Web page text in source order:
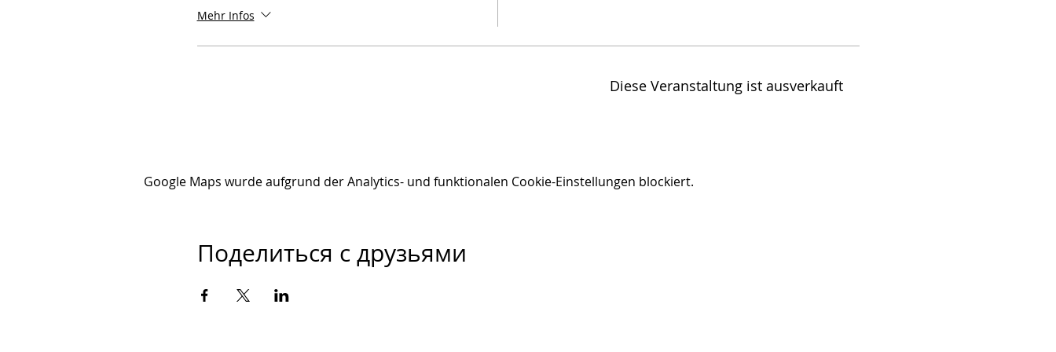
Mehr Infos
Diese Veranstaltung ist ausverkauft
Google Maps wurde aufgrund der Analytics- und funktionalen Cookie-Einstellungen blockiert.
Поделиться с друзьями